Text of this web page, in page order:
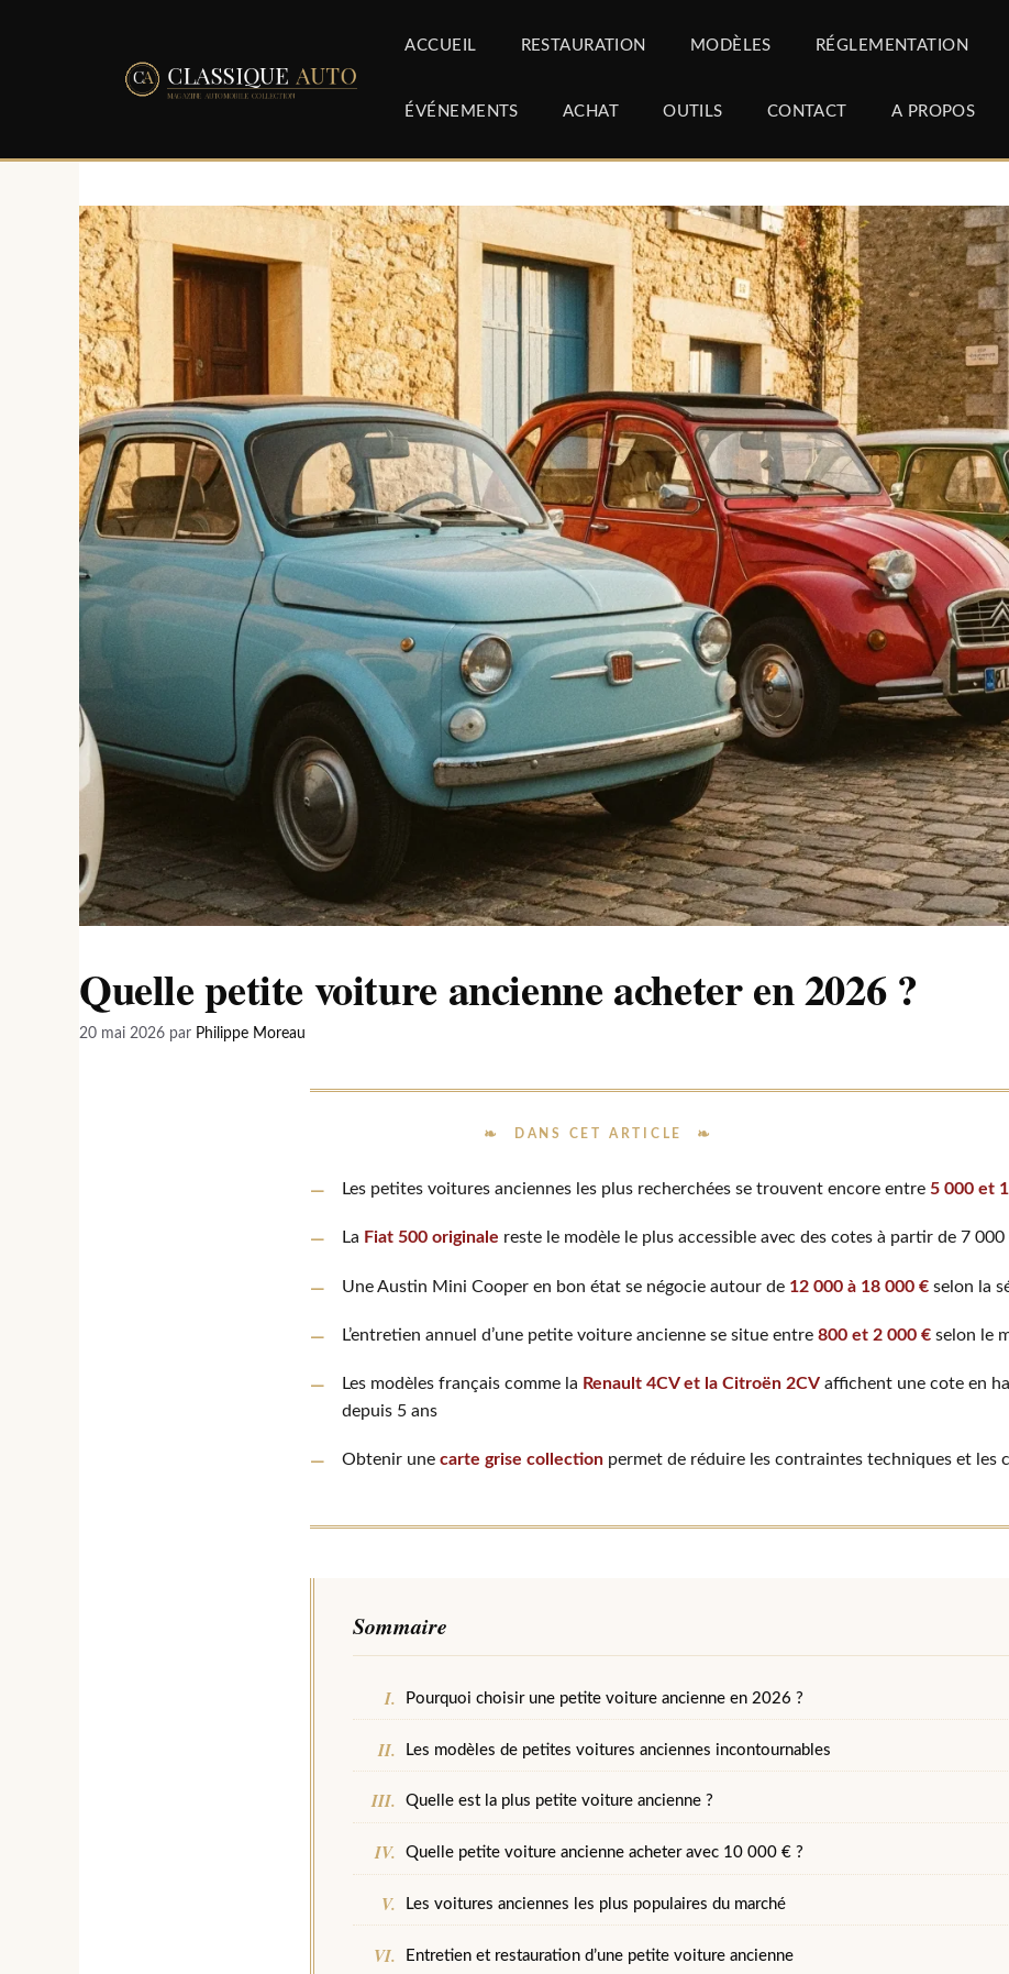
ACCUEIL RESTAURATION MODÈLES RÉGLEMENTATION
ÉVÉNEMENTS ACHAT OUTILS CONTACT A PROPOS
Quelle petite voiture ancienne acheter en 2026 ?
20 mai 2026 par Philippe Moreau
DANS CET ARTICLE
Les petites voitures anciennes les plus recherchées se trouvent encore entre 5 000 et
La Fiat 500 originale reste le modèle le plus accessible avec des cotes à partir de 7 000
Une Austin Mini Cooper en bon état se négocie autour de 12 000 à 18 000 €selon la
L’entretien annuel d’une petite voiture ancienne se situe entre 800 et 2 000 €selon le
Les modèles français comme la Renault 4CV et la Citroën 2CVaffichent une cote en
depuis 5 ans
Obtenir une carte grise collectionpermet de réduire les contraintes techniques et les
Sommaire
Pourquoi choisir une petite voiture ancienne en 2026 ?
Les modèles de petites voitures anciennes incontournables
Quelle est la plus petite voiture ancienne ?
Quelle petite voiture ancienne acheter avec 10 000 € ?
Les voitures anciennes les plus populaires du marché
Entretien et restauration d’une petite voiture ancienne